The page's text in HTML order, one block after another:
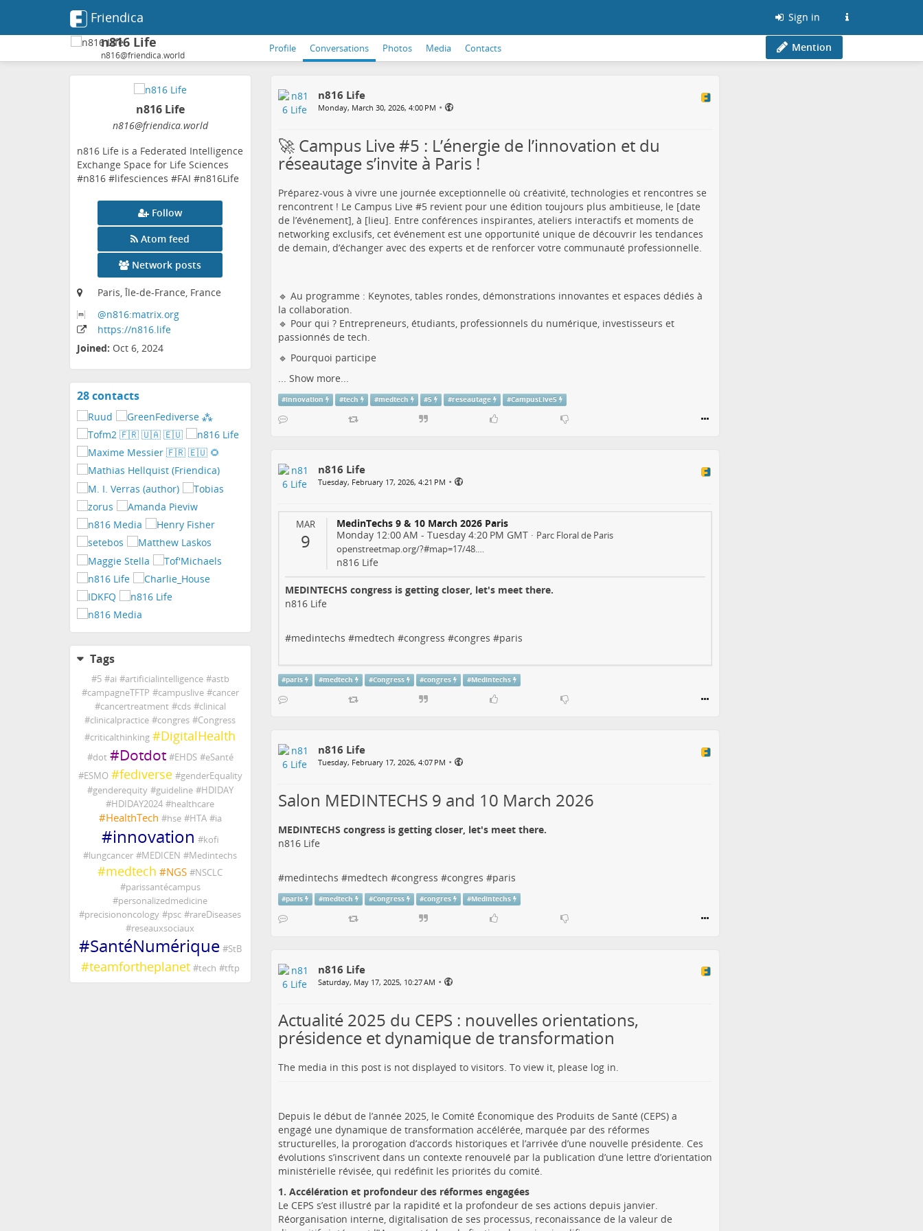
Friendica Sign in
n816 Life
n816@friendica.world
Profile Conversations Photos Media Contacts Mention
n816 Life
n816@friendica.world
n816 Life is a Federated Intelligence
Exchange Space for Life Sciences
#n816 #lifesciences #FAI #n816Life
Follow
Atom feed
Network posts
Paris, Île-de-France, France
@n816:matrix.org
https://n816.life
Joined: Oct 6, 2024
28 contactsView
Tags
#5 #ai #artificialintelligence #astb
#campagneTFTP #campuslive #cancer
#cancertreatment #cds #clinical
#clinicalpractice #congres #Congress
#criticalthinking #DigitalHealth
#dot #Dotdot #EHDS #eSanté
#ESMO #fediverse #genderEquality
#genderequity #guideline #HDIDAY
#HDIDAY2024 #healthcare
#HealthTech #hse #HTA #ia
#innovation #kofi
#lungcancer #MEDICEN #Medintechs
#medtech #NGS #NSCLC
#parissantécampus
#personalizedmedicine
#precisiononcology #psc #rareDiseases
#reseauxsociaux
#SantéNumérique #StB
#teamfortheplanet #tech #tftp
n816 Life
Monday, March 30, 2026, 4:00 PM •
🚀 Campus Live #5 : L’énergie de l’innovation et du
réseautage s’invite à Paris !
Préparez-vous à vivre une journée exceptionnelle où créativité, technologies et rencontres se
rencontrent ! Le Campus Live #5revient pour une édition toujours plus ambitieuse, le [date
de l’événement], à [lieu]. Entre conférences inspirantes, ateliers interactifs et moments de
networking exclusifs, cet événement est une opportunité unique de découvrir les tendances
de demain, d’échanger avec des experts et de renforcer votre communauté professionnelle.
🔹 Au programme : Keynotes, tables rondes, démonstrations innovantes et espaces dédiés à
la collaboration.
🔹 Pour qui ? Entrepreneurs, étudiants, professionnels du numérique, investisseurs et
passionnés de tech.
🔹 Pourquoi participe
... Show more...
#innovation #tech #medtech #5 #reseautage #CampusLive5
n816 Life
Tuesday, February 17, 2026, 4:21 PM •
MAR
9
MedinTechs 9 & 10 March 2026 Paris
Monday 12:00 AM - Tuesday 4:20 PM GMT · Parc Floral de Paris
openstreetmap.org/?#map=17/48.…
n816 Life
MEDINTECHS congress is getting closer, let's meet there.
n816 Life
#medintechs #medtech #congress #congres #paris
#paris #medtech #Congress #congres #Medintechs
n816 Life
Tuesday, February 17, 2026, 4:07 PM •
Salon MEDINTECHS 9 and 10 March 2026
MEDINTECHS congress is getting closer, let's meet there.
n816 Life
#medintechs #medtech #congress #congres #paris
#paris #medtech #Congress #congres #Medintechs
n816 Life
Saturday, May 17, 2025, 10:27 AM •
Actualité 2025 du CEPS : nouvelles orientations,
présidence et dynamique de transformation
The media in this post is not displayed to visitors. To view it, please log in.
Depuis le début de l’année 2025, le Comité Économique des Produits de Santé (CEPS) a
engagé une dynamique de transformation accélérée, marquée par des réformes
structurelles, la prorogation d’accords historiques et l’arrivée d’une nouvelle présidente. Ces
évolutions s’inscrivent dans un contexte renouvelé par la publication d’une lettre d’orientation
ministérielle révisée, qui redéfinit les priorités du comité.
1. Accélération et profondeur des réformes engagées
Le CEPS s’est illustré par la rapidité et la profondeur de ses actions depuis janvier.
Réorganisation interne, digitalisation de ses processus, reconaissance de la valeur de